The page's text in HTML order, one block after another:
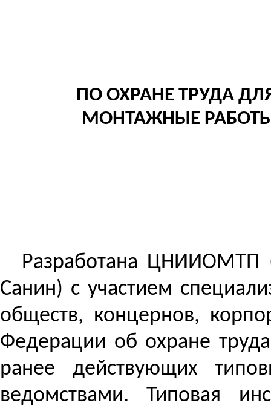
ПО ОХРАНЕ ТРУДА
МОНТАЖНЫЕ
Разработана ЦНИИОМТП
Санин) с участием
обществ, концернов,
Федерации об охране
ранее действующих
ведомствами. Типовая